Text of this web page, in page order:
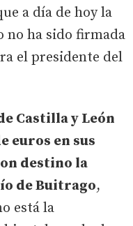
a día de hoy la
no ha sido firmada
el presidente del
Castilla y León
euros en sus
destino la
de Buitrago,
está la